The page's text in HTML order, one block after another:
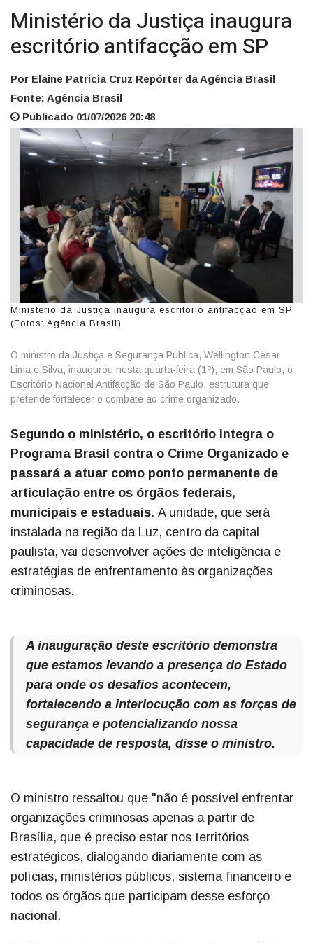
Ministério da Justiça inaugura
escritório antifacção em SP
Por Elaine Patricia Cruz Repórter da Agência Brasil
Fonte: Agência Brasil
Publicado 01/07/2026 20:48
Ministério da Justiça inaugura escritório antifacção em SP
(Fotos: Agência Brasil)
O ministro da Justiça e Segurança Pública, Wellington César
Lima e Silva, inaugurou nesta quarta-feira (1º), em São Paulo, o
Escritório Nacional Antifacção de São Paulo, estrutura que
pretende fortalecer o combate ao crime organizado.
Segundo o ministério, o escritório integra o
Programa Brasil contra o Crime Organizado e
passará a atuar como ponto permanente de
articulação entre os órgãos federais,
municipais e estaduais. A unidade, que será
instalada na região da Luz, centro da capital
paulista, vai desenvolver ações de inteligência e
estratégias de enfrentamento às organizações
criminosas.
A inauguração deste escritório demonstra
que estamos levando a presença do Estado
para onde os desafios acontecem,
fortalecendo a interlocução com as forças de
segurança e potencializando nossa
capacidade de resposta, disse o ministro.
O ministro ressaltou que "não é possível enfrentar
organizações criminosas apenas a partir de
Brasília, que é preciso estar nos territórios
estratégicos, dialogando diariamente com as
polícias, ministérios públicos, sistema financeiro e
todos os órgãos que participam desse esforço
nacional.